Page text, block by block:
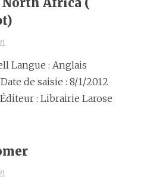
Langue : Anglais
de saisie : 8/1/2012
: Librairie Larose